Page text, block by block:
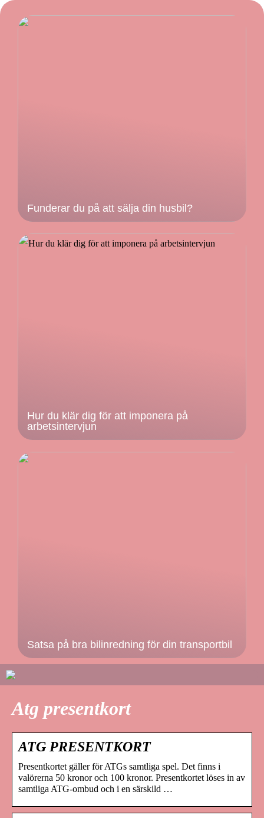
Funderar du på att sälja din husbil?
Hur du klär dig för att imponera på
arbetsintervjun
Satsa på bra bilinredning för din transportbil
Atg presentkort
ATG PRESENTKORT
Presentkortet gäller för ATGs samtliga spel. Det finns i
valörerna 50 kronor och 100 kronor. Presentkortet löses in av
samtliga ATG-ombud och i en särskild …